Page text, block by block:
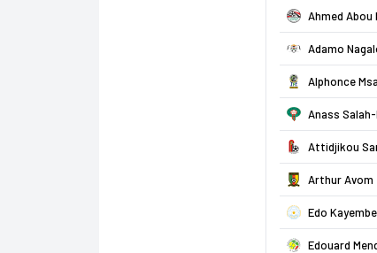
Ahmed Abou
Adamo
Alphonce
Anass
Attidjikou
Arthur Avom
Edo Kayembe
Edouard